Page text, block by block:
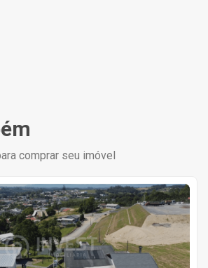
comprar seu imóvel